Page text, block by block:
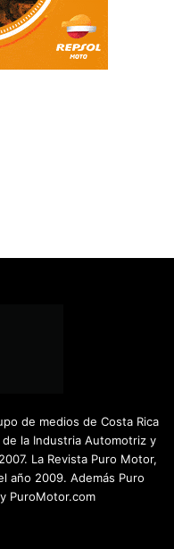
de medios de Costa Rica
la Industria Automotriz y
La Revista Puro Motor,
año 2009. Además Puro
PuroMotor.com